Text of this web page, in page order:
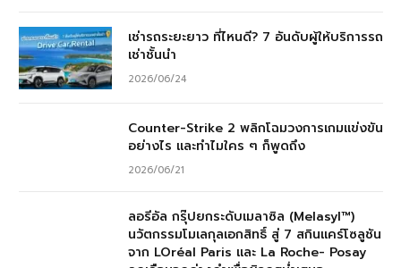
เช่ารถระยะยาว ที่ไหนดี? 7 อันดับผู้ให้บริการรถ
เช่าชั้นนำ
2026/06/24
Counter-Strike 2 พลิกโฉมวงการเกมแข่งขัน
อย่างไร และทำไมใคร ๆ ก็พูดถึง
2026/06/21
ลอรีอัล กรุ๊ปยกระดับเมลาซิล (Melasyl™)
นวัตกรรมโมเลกุลเอกสิทธิ์ สู่ 7 สกินแคร์โซลูชัน
จาก LOréal Paris และ La Roche- Posay